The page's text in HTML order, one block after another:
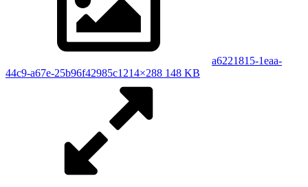
a6221815-1eaa-
44c9-a67e-25b96f42985c1214×288 148 KB